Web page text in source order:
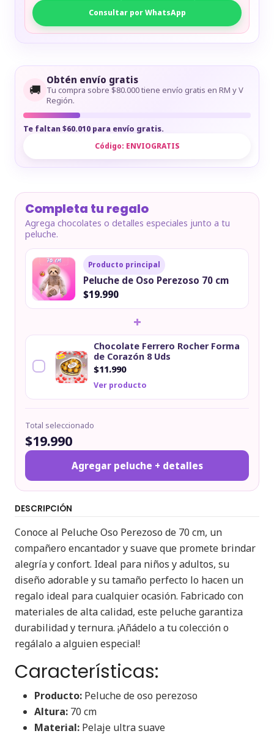
Consultar por WhatsApp
🚚
Obtén envío gratis
Tu compra sobre $80.000 tiene envío gratis en RM y V
Región.
Te faltan $60.010 para envío gratis.
Código: ENVIOGRATIS
Completa tu regalo
Agrega chocolates o detalles especiales junto a tu
peluche.
Producto principal
Peluche de Oso Perezoso 70 cm
$19.990
+
Chocolate Ferrero Rocher Forma
de Corazón 8 Uds
$11.990
Ver producto
Total seleccionado
$19.990
Agregar peluche + detalles
DESCRIPCIÓN
Conoce al Peluche Oso Perezoso de 70 cm, un
compañero encantador y suave que promete brindar
alegría y confort. Ideal para niños y adultos, su
diseño adorable y su tamaño perfecto lo hacen un
regalo ideal para cualquier ocasión. Fabricado con
materiales de alta calidad, este peluche garantiza
durabilidad y ternura. ¡Añádelo a tu colección o
regálalo a alguien especial!
Características:
Producto: Peluche de oso perezoso
Altura: 70 cm
Material: Pelaje ultra suave